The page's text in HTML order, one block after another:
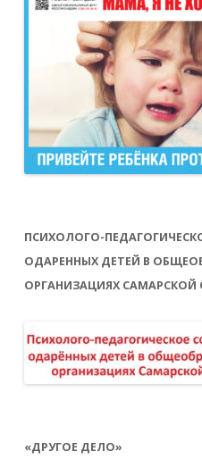
ПСИХОЛОГО-
ОДАРЕННЫХ ДЕТЕЙ В
ОРГАНИЗАЦИЯХ САМАРСКОЙ
«ДРУГОЕ ДЕЛО»